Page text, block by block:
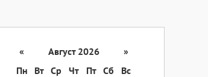
« Август 2026
»
Пн
Вт Ср Чт Пт Сб
Вс